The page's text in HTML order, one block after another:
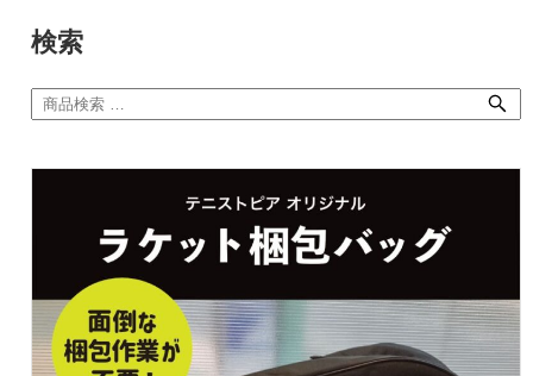
検索
検
索